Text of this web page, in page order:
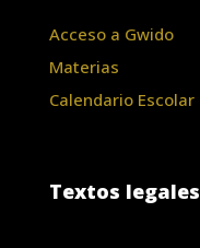
Acceso a Gwido
Materias
Calendario Escolar
Textos legales